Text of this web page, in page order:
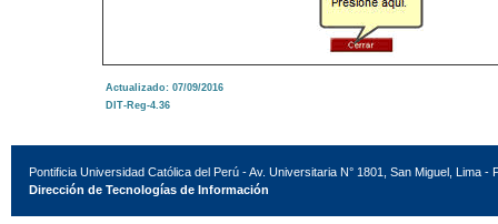
Actualizado: 07/09/2016
DIT-Reg-4.36
Pontificia Universidad Católica del Perú - Av. Universitaria N° 1801, San Miguel, Lima -
Dirección de Tecnologías de Información